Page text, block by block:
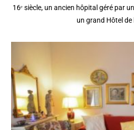
16ᵉ siècle, un ancien hôpital géré par
un grand Hôtel de